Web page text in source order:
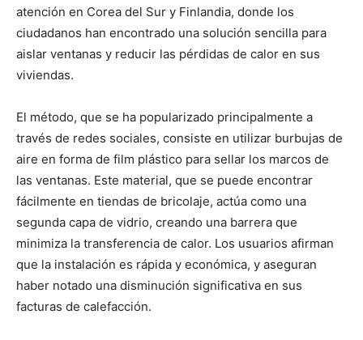
atención en Corea del Sur y Finlandia, donde los
ciudadanos han encontrado una solución sencilla para
aislar ventanas y reducir las pérdidas de calor en sus
viviendas.
El método, que se ha popularizado principalmente a
través de redes sociales, consiste en utilizar burbujas de
aire en forma de film plástico para sellar los marcos de
las ventanas. Este material, que se puede encontrar
fácilmente en tiendas de bricolaje, actúa como una
segunda capa de vidrio, creando una barrera que
minimiza la transferencia de calor. Los usuarios afirman
que la instalación es rápida y económica, y aseguran
haber notado una disminución significativa en sus
facturas de calefacción.